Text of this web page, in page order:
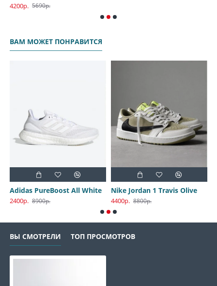
4200р. 5690р.
ВАМ МОЖЕТ ПОНРАВИТСЯ
Adidas PureBoost All White
2400р. 8900р.
Nike Jordan 1 Travis Olive
4400р. 8800р.
ВЫ СМОТРЕЛИ ТОП ПРОСМОТРОВ